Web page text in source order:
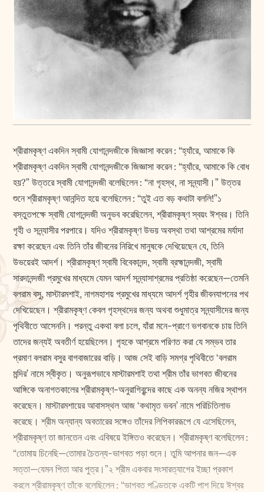
শ্রীরামকৃষ্ণ একদিন স্বামী যোগানন্দজীকে জিজ্ঞাসা করেন : “হ্যাঁরে, আমাকে কি
শ্রীরামকৃষ্ণ একদিন স্বামী যোগানন্দজীকে জিজ্ঞাসা করেন : “হ্যাঁরে, আমাকে কি বোধ
হয়?” উত্তরে স্বামী যোগানন্দজী বলেছিলেন : “না গৃহস্থ, না সন্ন্যাসী।” উত্তর
শুনে শ্রীরামকৃষ্ণ আনন্দিত হয়ে বলেছিলেন : “তুই এত বড় কথাটা বললি!”১
বস্তুতপক্ষে স্বামী যোগানন্দজী অনুভব করেছিলেন, শ্রীরামকৃষ্ণ স্বয়ং ঈশ্বর। তিনি
গৃহী ও সন্ন্যাসীর পরপারে। যদিও শ্রীরামকৃষ্ণ উভয় অবস্থা তথা আশ্রমের মর্যাদা
রক্ষা করেছেন এবং তিনি তাঁর জীবনের নিরিখে মানুষকে দেখিয়েছেন যে, তিনি
উভয়েরই আদর্শ। শ্রীরামকৃষ্ণ স্বামী বিবেকানন্দ, স্বামী ব্রহ্মানন্দজী, স্বামী
সারদানন্দজী প্রমুখের মাধ্যমে যেমন আদর্শ সন্ন্যাসাশ্রমের প্রতিষ্ঠা করেছেন—তেমনি
বলরাম বসু, মাস্টারমশাই, নাগমহাশয় প্রমুখের মাধ্যমে আদর্শ গৃহীর জীবনযাপনের পথ
দেখিয়েছেন। শ্রীরামকৃষ্ণ কেবল গৃহস্থদের জন্য অথবা শুধুমাত্র সন্ন্যাসীদের জন্য
পৃথিবীতে আসেননি। পরন্তু একথা বলা চলে, যাঁরা মনে-প্রাণে ভগবানকে চায় তিনি
তাদের জন্যই অবতীর্ণ হয়েছিলেন। গৃহকে আশ্রমে পরিণত করা যে সম্ভব তার
প্রমাণ বলরাম বসুর বাগবাজারের বাড়ি। আজ সেই বাড়ি সমগ্র পৃথিবীতে ‘বলরাম
মন্দির’ নামে স্বীকৃত। অনুরূপভাবে মাস্টারমশাই তথা শ্রীম তাঁর ভাগবত জীবনের
আঙ্গিকে অনাগতকালের শ্রীরামকৃষ্ণ-অনুরাগিবৃন্দের কাছে এক অনন্য নজির স্থাপন
করেছেন। মাস্টারমশায়ের আবাসস্থল আজ ‘কথামৃত ভবন’ নামে পরিচিতিলাভ
করেছে। শ্রীম অন্যান্য অবতারের সঙ্গেও তাঁদের লিপিকাররূপে যে এসেছিলেন,
শ্রীরামকৃষ্ণ তা জানতেন এবং এবিষয়ে ইঙ্গিতও করেছেন। শ্রীরামকৃষ্ণ বলেছিলেন :
“তোমায় চিনেছি—তোমার চৈতন্য-ভাগবত পড়া শুনে। তুমি আপনার জন—এক
সত্তা—যেমন পিতা আর পুত্র।”২ শ্রীম একবার সংসারত্যাগের ইচ্ছা প্রকাশ
করলে শ্রীরামকৃষ্ণ তাঁকে বলেছিলেন : “ভাগবত পণ্ডিতকে একটি পাশ দিয়ে ঈশ্বর